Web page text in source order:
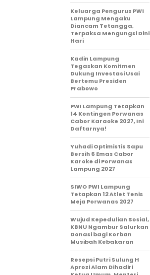
Keluarga Pengurus PWI
Lampung Mengaku
Diancam Tetangga,
Terpaksa Mengungsi Dini
Hari
Kadin Lampung
Tegaskan Komitmen
Dukung Investasi Usai
Bertemu Presiden
Prabowo
PWI Lampung Tetapkan
14 Kontingen Porwanas
Cabor Karaoke 2027, Ini
Daftarnya!
Yuhadi Optimistis Sapu
Bersih 6 Emas Cabor
Karoke di Porwanas
Lampung 2027
SIWO PWI Lampung
Tetapkan 12 Atlet Tenis
Meja Porwanas 2027
Wujud Kepedulian Sosial,
KBNU Ngambur Salurkan
Donasi bagi Korban
Musibah Kebakaran
Resepsi Putri Sulung H
Aprozi Alam Dihadiri